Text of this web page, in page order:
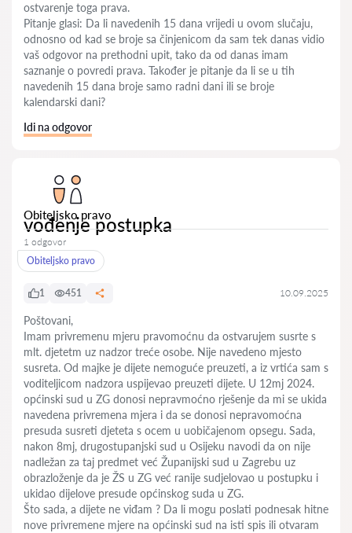
ostvarenje toga prava.
Pitanje glasi: Da li navedenih 15 dana vrijedi u ovom slučaju,
odnosno od kad se broje sa činjenicom da sam tek danas vidio
vaš odgovor na prethodni upit, tako da od danas imam
saznanje o povredi prava. Također je pitanje da li se u tih
navedenih 15 dana broje samo radni dani ili se broje
kalendarski dani?
Idi na odgovor
Obiteljsko pravo
vođenje postupka
1 odgovor
Obiteljsko pravo
1 451 10.09.2025
Poštovani,
Imam privremenu mjeru pravomoćnu da ostvarujem susrte s
mlt. djetetm uz nadzor treće osobe. Nije navedeno mjesto
susreta. Od majke je dijete nemoguće preuzeti, a iz vrtića sam s
voditeljicom nadzora uspijevao preuzeti dijete. U 12mj 2024.
općinski sud u ZG donosi nepravmoćno rješenje da mi se ukida
navedena privremena mjera i da se donosi nepravomoćna
presuda susreti djeteta s ocem u uobičajenom opsegu. Sada,
nakon 8mj, drugostupanjski sud u Osijeku navodi da on nije
nadležan za taj predmet već Županijski sud u Zagrebu uz
obrazloženje da je ŽS u ZG već ranije sudjelovao u postupku i
ukidao dijelove presude općinskog suda u ZG.
Što sada, a dijete ne viđam ? Da li mogu poslati podnesak hitne
nove privremene mjere na općinski sud na isti spis ili otvaram